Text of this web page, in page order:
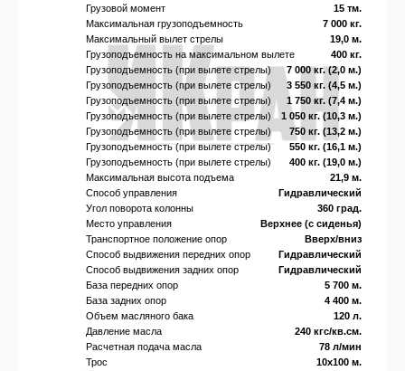
Грузовой момент
Максимальная грузоподъемность
Максимальный вылет стрелы
Грузоподъемность на максимальном вылете
Грузоподъемность (при вылете стрелы)
Грузоподъемность (при вылете стрелы)
Грузоподъемность (при вылете стрелы)
Грузоподъемность (при вылете стрелы)
Грузоподъемность (при вылете стрелы)
Грузоподъемность (при вылете стрелы)
Грузоподъемность (при вылете стрелы)
Максимальная высота подъема
Способ управления
Угол поворота колонны
Место управления
Транспортное положение опор
Способ выдвижения передних опор
Способ выдвижения задних опор
База передних опор
База задних опор
Объем масляного бака
Давление масла
Расчетная подача масла
Трос
15 тм.
7 000 кг.
19,0 м.
400 кг.
7 000 кг. (2,0 м.)
3 550 кг. (4,5 м.)
1 750 кг. (7,4 м.)
1 050 кг. (10,3 м.)
750 кг. (13,2 м.)
550 кг. (16,1 м.)
400 кг. (19,0 м.)
21,9 м.
Гидравлический
360 град.
Верхнее (с сиденья)
Вверх/вниз
Гидравлический
Гидравлический
5 700 м.
4 400 м.
120 л.
240 кгс/кв.см.
78 л/мин
10х100 м.